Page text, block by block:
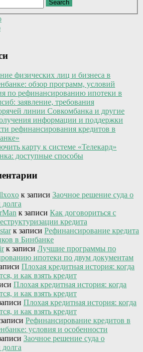
физических лиц и бизнеса в
обзор программ, условий
по рефинансированию ипотеки в
заявление, требования
линии Совкомбанка и другие
информации и поддержки
рефинансирования кредитов в
карту к системе «Телекард»
доступные способы
к записи Заочное решение суда о
к записи Как договориться с
кредита
к записи Рефинансирование кредита
в Бинбанке
к записи Лучшие программы по
ипотеки по двум документам
Плохая кредитная история: когда
и как взять кредит
Плохая кредитная история: когда
и как взять кредит
Плохая кредитная история: когда
и как взять кредит
Рефинансирование кредитов в
условия и особенности
Заочное решение суда о